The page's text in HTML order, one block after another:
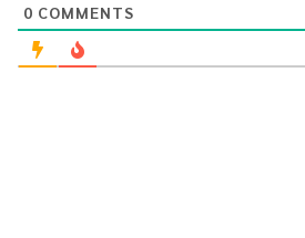
0 COMMENTS